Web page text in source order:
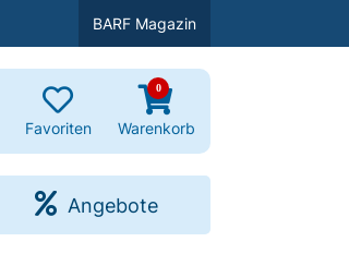
BARF Magazin
Favoriten
0
Warenkorb
Angebote